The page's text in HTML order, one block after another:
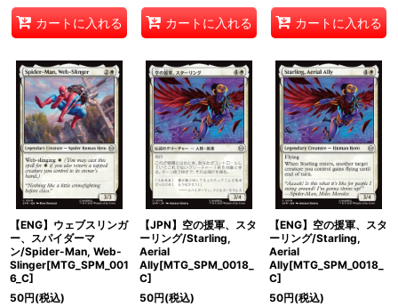
カートに入れる カートに入れる カートに入れる
【ENG】ウェブスリンガ
ー、スパイダーマ
ン/Spider-Man, Web-
Slinger[MTG_SPM_001
6_C]
50円(税込)
【JPN】空の援軍、スタ
ーリング/Starling,
Aerial
Ally[MTG_SPM_0018_
C]
50円(税込)
【ENG】空の援軍、スタ
ーリング/Starling,
Aerial
Ally[MTG_SPM_0018_
C]
50円(税込)